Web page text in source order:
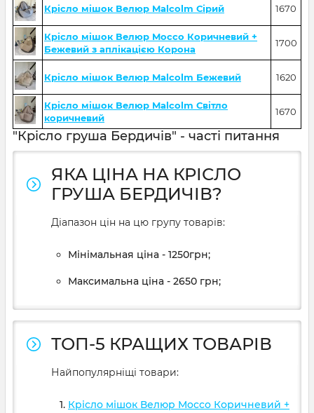
Крісло мішок Велюр Malcolm Сірий 1670
Крісло мішок Велюр Mocco Коричневий +
Бежевий з аплікацією Корона
1700
Крісло мішок Велюр Malcolm Бежевий 1620
Крісло мішок Велюр Malcolm Світло
коричневий
1670
"Крісло груша Бердичів" - часті питання
ЯКА ЦІНА НА КРІСЛО
ГРУША БЕРДИЧІВ?
Діапазон цін на цю групу товарів:
Мінімальная ціна - 1250грн;
Максимальна ціна - 2650 грн;
ТОП-5 КРАЩИХ ТОВАРІВ
Найпопулярніщі товари:
Крісло мішок Велюр Mocco Коричневий +